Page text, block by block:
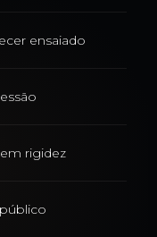
ensaiado
rigidez